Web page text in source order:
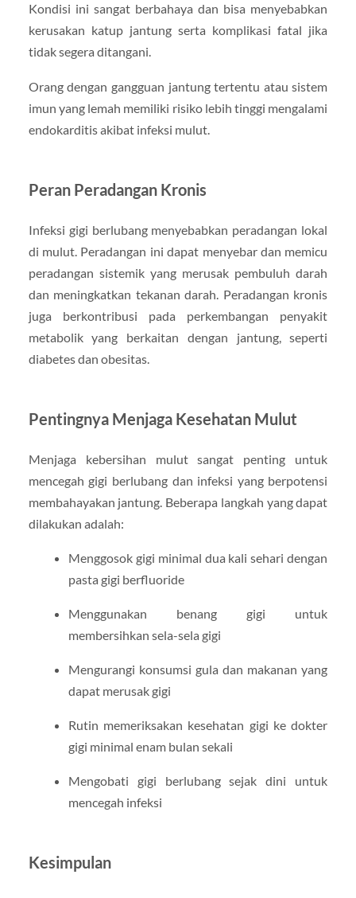
Kondisi ini sangat berbahaya dan bisa menyebabkan
kerusakan katup jantung serta komplikasi fatal jika
tidak segera ditangani.
Orang dengan gangguan jantung tertentu atau sistem
imun yang lemah memiliki risiko lebih tinggi mengalami
endokarditis akibat infeksi mulut.
Peran Peradangan Kronis
Infeksi gigi berlubang menyebabkan peradangan lokal
di mulut. Peradangan ini dapat menyebar dan memicu
peradangan sistemik yang merusak pembuluh darah
dan meningkatkan tekanan darah. Peradangan kronis
juga berkontribusi pada perkembangan penyakit
metabolik yang berkaitan dengan jantung, seperti
diabetes dan obesitas.
Pentingnya Menjaga Kesehatan Mulut
Menjaga kebersihan mulut sangat penting untuk
mencegah gigi berlubang dan infeksi yang berpotensi
membahayakan jantung. Beberapa langkah yang dapat
dilakukan adalah:
Menggosok gigi minimal dua kali sehari dengan
pasta gigi berfluoride
Menggunakan benang gigi untuk
membersihkan sela-sela gigi
Mengurangi konsumsi gula dan makanan yang
dapat merusak gigi
Rutin memeriksakan kesehatan gigi ke dokter
gigi minimal enam bulan sekali
Mengobati gigi berlubang sejak dini untuk
mencegah infeksi
Kesimpulan